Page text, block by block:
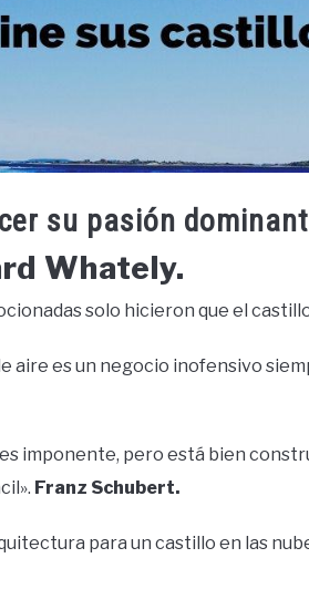
su pasión
Whately.
solo hicieron que el
aire es un negocio inofensivo
imponente, pero está bien
Franz Schubert.
para un castillo en las